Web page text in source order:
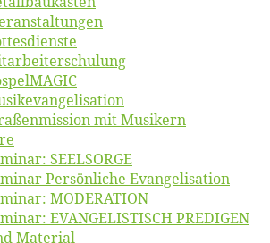
mit Musikern
SEELSORGE
Per­sön­li­che Evangelisation
MODERATION
EVANGELISTISCH PREDIGEN
Material